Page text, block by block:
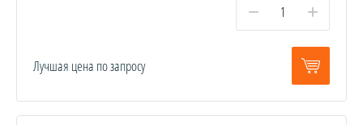
− +
Лучшая цена по запросу